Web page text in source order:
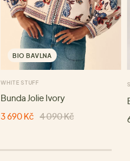
BIO BAVLNA
WHITE STUFF
Bunda Jolie Ivory
3 690 Kč 4 090 Kč